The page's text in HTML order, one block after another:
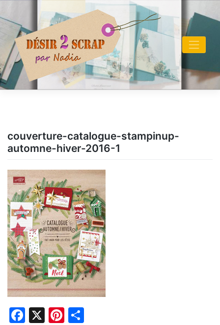
content
couverture-catalogue-stampinup-
automne-hiver-2016-1
Facebook
X Pinterest